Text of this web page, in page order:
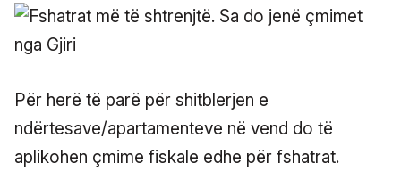
Për herë të parë për shitblerjen e
ndërtesave/apartamenteve në vend do të
aplikohen çmime fiskale edhe për fshatrat.